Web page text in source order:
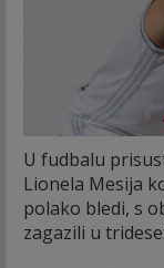
U fudbalu
Lionela Mesija
polako bledi, s
zagazili u